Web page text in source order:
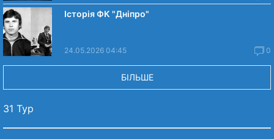
Історія ФК "Дніпро"
24.05.2026 04:45 0
БІЛЬШЕ
31 Тур